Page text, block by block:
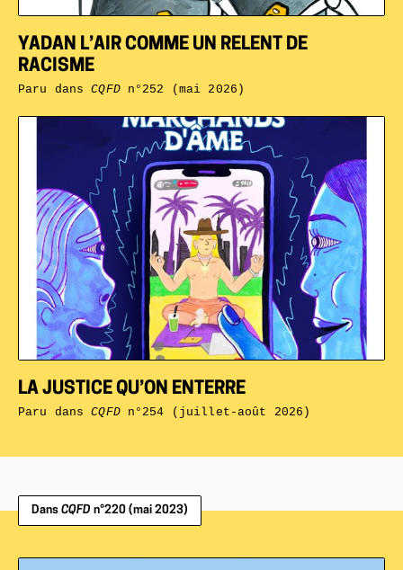
LA JUSTICE QU’ON ENTERRE
Paru dansCQFDn°254 (juillet-août 2026)
YADAN L’AIR COMME UN RELENT DE
RACISME
Paru dansCQFDn°252 (mai 2026)
Dans CQFD n°220 (mai 2023)